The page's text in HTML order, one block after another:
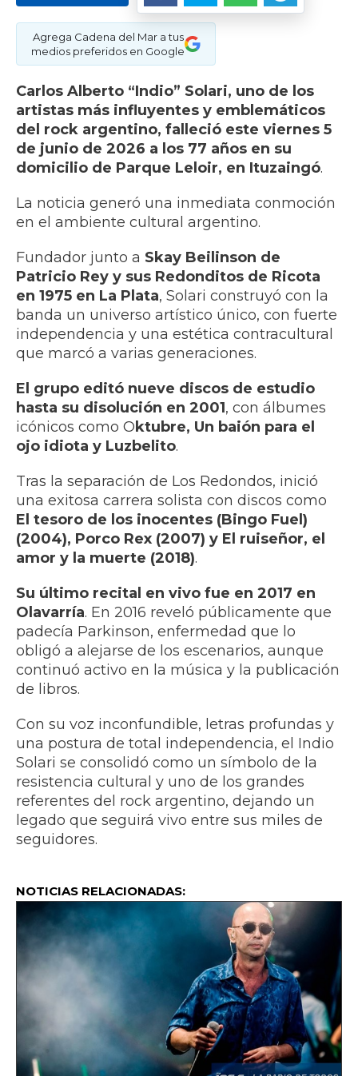
Agrega Cadena del Mar a tus
medios preferidos en Google
Carlos Alberto “Indio” Solari, uno de los
artistas más influyentes y emblemáticos
del rock argentino, falleció este viernes 5
de junio de 2026 a los 77 años en su
domicilio de Parque Leloir, en Ituzaingó.
La noticia generó una inmediata conmoción
en el ambiente cultural argentino.
Fundador junto a Skay Beilinson de
Patricio Rey y sus Redonditos de Ricota
en 1975 en La Plata, Solari construyó con la
banda un universo artístico único, con fuerte
independencia y una estética contracultural
que marcó a varias generaciones.
El grupo editó nueve discos de estudio
hasta su disolución en 2001, con álbumes
icónicos como Oktubre, Un baión para el
ojo idiota y Luzbelito.
Tras la separación de Los Redondos, inició
una exitosa carrera solista con discos como
El tesoro de los inocentes (Bingo Fuel)
(2004), Porco Rex (2007) y El ruiseñor, el
amor y la muerte (2018).
Su último recital en vivo fue en 2017 en
Olavarría. En 2016 reveló públicamente que
padecía Parkinson, enfermedad que lo
obligó a alejarse de los escenarios, aunque
continuó activo en la música y la publicación
de libros.
Con su voz inconfundible, letras profundas y
una postura de total independencia, el Indio
Solari se consolidó como un símbolo de la
resistencia cultural y uno de los grandes
referentes del rock argentino, dejando un
legado que seguirá vivo entre sus miles de
seguidores.
NOTICIAS RELACIONADAS: